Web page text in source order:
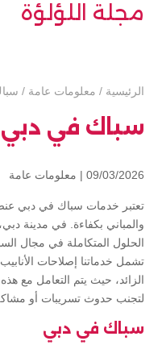
مجلة اللؤلؤة
الرئيسية / معلومات عامة /
سباك في دبي
09/03/2026 | معلومات عامة
تعتبر خدمات سباك في دبي
والمباني بكفاءة. في مدينة
الحلول المتكاملة في مجال
تشمل خدماتنا إصلاحات
الزائد، حيث يتم التعامل مع هذه
لتجنب حدوث تسريبات أو
سباك في دبي